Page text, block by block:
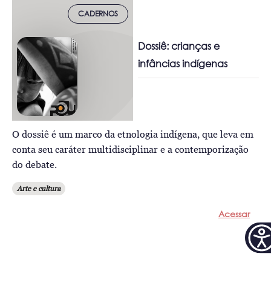
CADERNOS
Dossiê: crianças e
infâncias indígenas
O dossiê é um marco da etnologia indígena, que leva em
conta seu caráter multidisciplinar e a contemporização
do debate.
Arte e cultura
Acessar